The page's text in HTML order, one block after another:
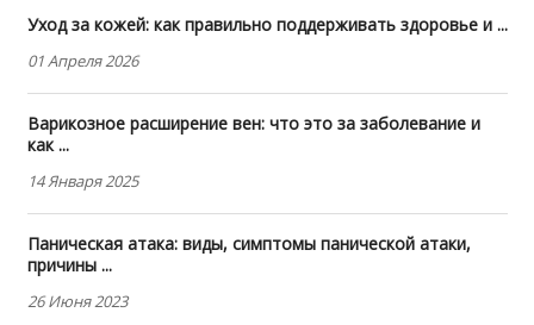
Уход за кожей: как правильно поддерживать здоровье и ...
01 Апреля 2026
Варикозное расширение вен: что это за заболевание и
как ...
14 Января 2025
Паническая атака: виды, симптомы панической атаки,
причины ...
26 Июня 2023